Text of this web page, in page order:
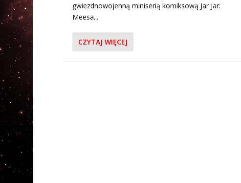
gwiezdnowojenną miniserią komiksową Jar Jar:
Meesa...
CZYTAJ WIĘCEJ